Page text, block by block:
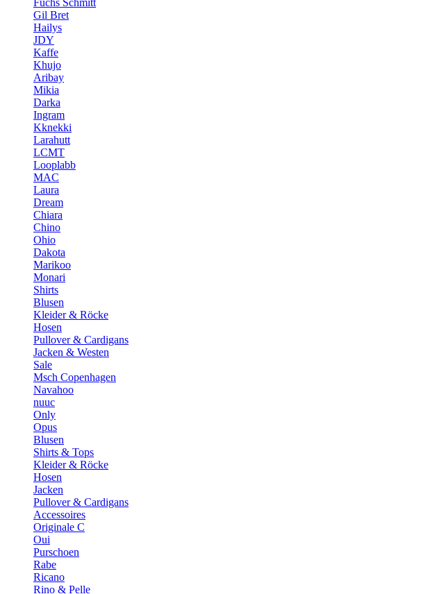
Fuchs Schmitt
Gil Bret
Hailys
JDY
Kaffe
Khujo
Aribay
Mikia
Darka
Ingram
Kknekki
Larahutt
LCMT
Looplabb
MAC
Laura
Dream
Chiara
Chino
Ohio
Dakota
Marikoo
Monari
Shirts
Blusen
Kleider & Röcke
Hosen
Pullover & Cardigans
Jacken & Westen
Sale
Msch Copenhagen
Navahoo
nuuc
Only
Opus
Blusen
Shirts & Tops
Kleider & Röcke
Hosen
Jacken
Pullover & Cardigans
Accessoires
Originale C
Oui
Purschoen
Rabe
Ricano
Rino & Pelle